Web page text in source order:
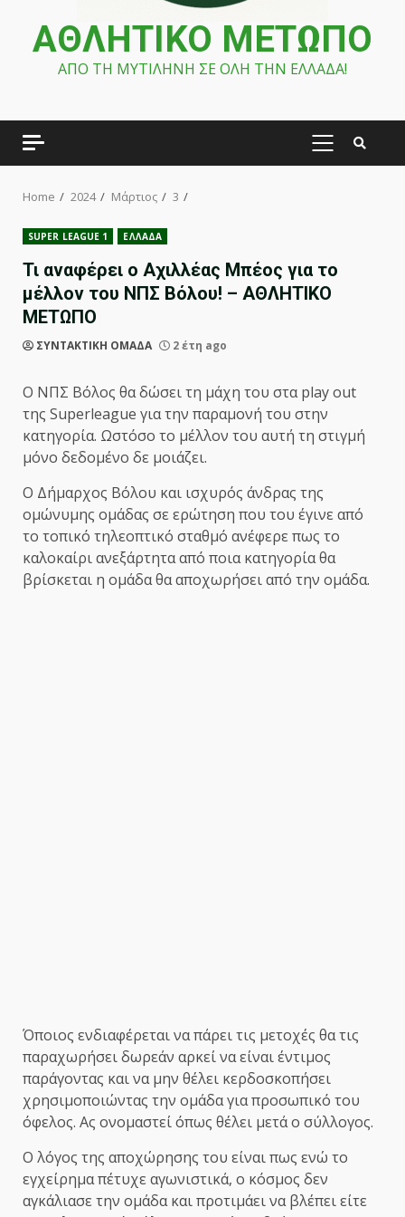
ΑΘΛΗΤΙΚΟ ΜΕΤΩΠΟ
ΑΠΟ ΤΗ ΜΥΤΙΛΗΝΗ ΣΕ ΟΛΗ ΤΗΝ ΕΛΛΑΔΑ!
PRIMARY
Home 2024 Μάρτιος 3
SUPER LEAGUE 1 ΕΛΛΑΔΑ
Τι αναφέρει ο Αχιλλέας Μπέος για το
μέλλον του ΝΠΣ Βόλου! – ΑΘΛΗΤΙΚΟ
ΜΕΤΩΠΟ
ΣΥΝΤΑΚΤΙΚΗ ΟΜΑΔΑ 2 έτη ago
Ο ΝΠΣ Βόλος θα δώσει τη μάχη του στα play out
της Superleague για την παραμονή του στην
κατηγορία. Ωστόσο το μέλλον του αυτή τη στιγμή
μόνο δεδομένο δε μοιάζει.
Ο Δήμαρχος Βόλου και ισχυρός άνδρας της
ομώνυμης ομάδας σε ερώτηση που του έγινε από
το τοπικό τηλεοπτικό σταθμό ανέφερε πως το
καλοκαίρι ανεξάρτητα από ποια κατηγορία θα
βρίσκεται η ομάδα θα αποχωρήσει από την ομάδα.
Όποιος ενδιαφέρεται να πάρει τις μετοχές θα τις
παραχωρήσει δωρεάν αρκεί να είναι έντιμος
παράγοντας και να μην θέλει κερδοσκοπήσει
χρησιμοποιώντας την ομάδα για προσωπικό του
όφελος. Ας ονομαστεί όπως θέλει μετά ο σύλλογος.
Ο λόγος της αποχώρησης του είναι πως ενώ το
εγχείρημα πέτυχε αγωνιστικά, ο κόσμος δεν
αγκάλιασε την ομάδα και προτιμάει να βλέπει είτε